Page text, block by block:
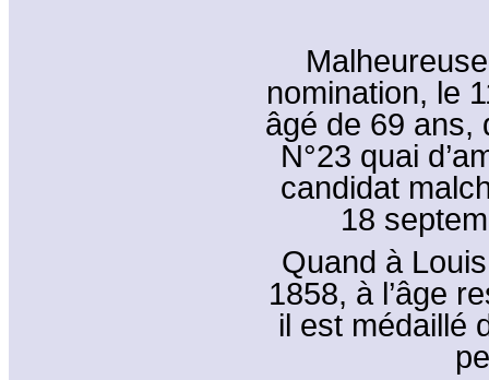
nomination, le
âgé de 69 ans,
N°23 quai
candidat
18
Quand à
1858, à l’âge
il est médaillé